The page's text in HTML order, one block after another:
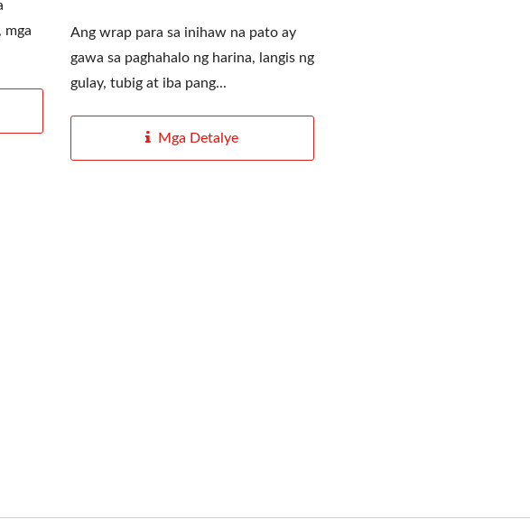
mga
Ang wrap para sa inihaw na pato ay
gawa sa paghahalo ng harina, langis ng
gulay, tubig at iba pang...
Mga Detalye